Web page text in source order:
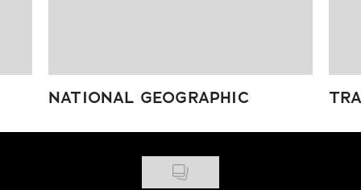
NATIONAL GEOGRAPHIC